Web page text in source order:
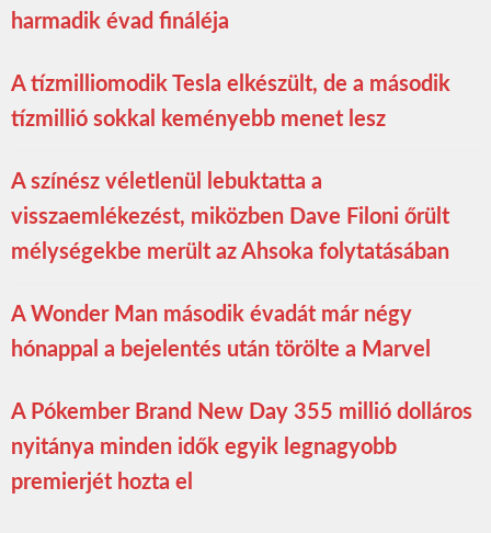
harmadik évad fináléja
A tízmilliomodik Tesla elkészült, de a második
tízmillió sokkal keményebb menet lesz
A színész véletlenül lebuktatta a
visszaemlékezést, miközben Dave Filoni őrült
mélységekbe merült az Ahsoka folytatásában
A Wonder Man második évadát már négy
hónappal a bejelentés után törölte a Marvel
A Pókember Brand New Day 355 millió dolláros
nyitánya minden idők egyik legnagyobb
premierjét hozta el